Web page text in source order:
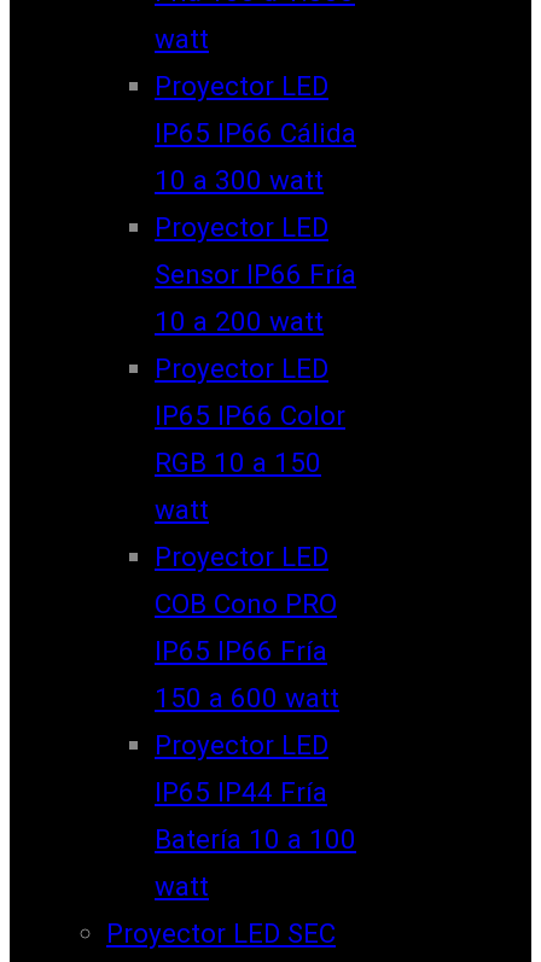
watt
Proyector LED
IP65 IP66 Cálida
10 a 300 watt
Proyector LED
Sensor IP66 Fría
10 a 200 watt
Proyector LED
IP65 IP66 Color
RGB 10 a 150
watt
Proyector LED
COB Cono PRO
IP65 IP66 Fría
150 a 600 watt
Proyector LED
IP65 IP44 Fría
Batería 10 a 100
watt
Proyector LED SEC